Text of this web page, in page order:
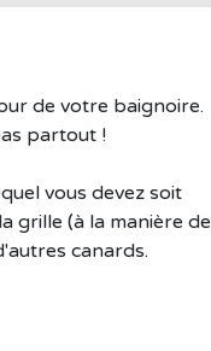
de votre baignoire.
partout !
vous devez soit
grille (à la manière de
canards.